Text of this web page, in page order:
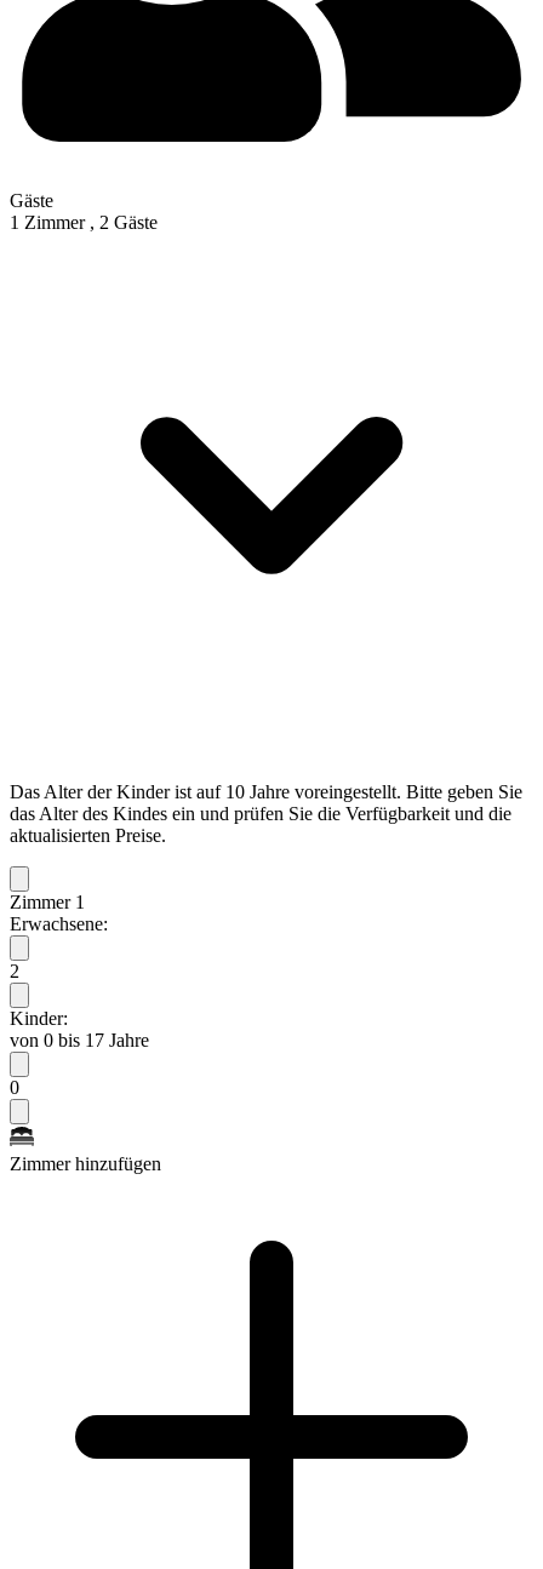
Gäste
1 Zimmer , 2 Gäste
Das Alter der Kinder ist auf 10 Jahre voreingestellt. Bitte geben Sie
das Alter des Kindes ein und prüfen Sie die Verfügbarkeit und die
aktualisierten Preise.
Zimmer 1
Erwachsene:
2
Kinder:
von 0 bis 17 Jahre
0
Zimmer hinzufügen